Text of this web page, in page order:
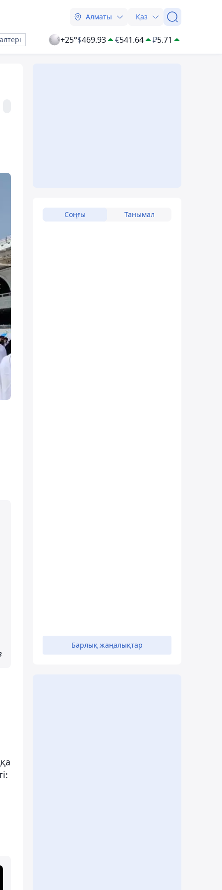
Алматы Қаз
+25°$469.93 €541.64 ₽5.71
Соңғы Танымал
Барлық жаңалықтар